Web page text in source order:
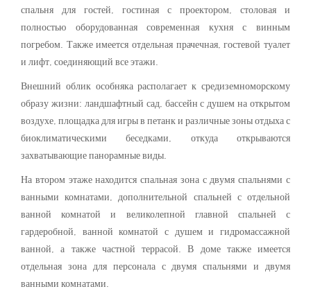
спальня для гостей, гостиная с проектором, столовая и
полностью оборудованная современная кухня с винным
погребом. Также имеется отдельная прачечная, гостевой туалет
и лифт, соединяющий все этажи.
Внешний облик особняка располагает к средиземноморскому
образу жизни: ландшафтный сад, бассейн с душем на открытом
воздухе, площадка для игры в петанк и различные зоны отдыха с
биоклиматическими беседками, откуда открываются
захватывающие панорамные виды.
На втором этаже находится спальная зона с двумя спальнями с
ванными комнатами, дополнительной спальней с отдельной
ванной комнатой и великолепной главной спальней с
гардеробной, ванной комнатой с душем и гидромассажной
ванной, а также частной террасой. В доме также имеется
отдельная зона для персонала с двумя спальнями и двумя
ванными комнатами.